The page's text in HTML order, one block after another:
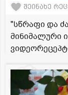
შეინახე
"სწრაფი და
მინიმალური